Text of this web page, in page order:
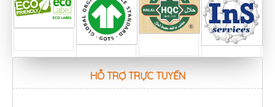
HỖ TRỢ TRỰC TUYẾN